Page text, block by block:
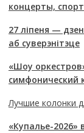
концерты,
27 ліпеня —
аб суверэнітэце
«Шоу
симфонический
Лучшие колонки
«Купалье-2026»